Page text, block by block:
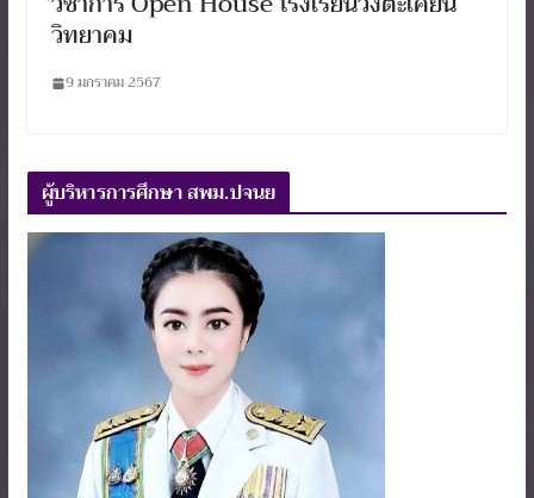
วิทยาคม
9 มกราคม 2567
ผู้บริหารการศึกษา สพม.ปจนย